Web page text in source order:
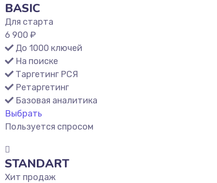
BASIC
Для старта
6 900 ₽
До 1000 ключей
На поиске
Таргетинг РСЯ
Ретаргетинг
Базовая аналитика
Выбрать
Пользуется спросом
STANDART
Хит продаж